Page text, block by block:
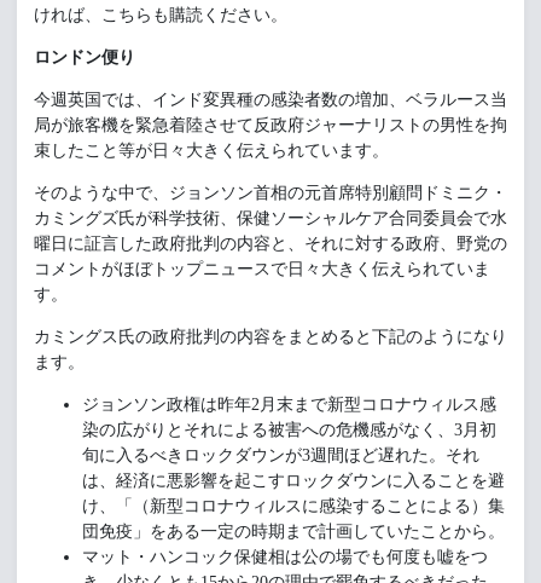
ければ、こちらも購読ください。
ロンドン便り
今週英国では、インド変異種の感染者数の増加、ベラルース当
局が旅客機を緊急着陸させて反政府ジャーナリストの男性を拘
束したこと等が日々大きく伝えられています。
そのような中で、ジョンソン首相の元首席特別顧問ドミニク・
カミングズ氏が科学技術、保健ソーシャルケア合同委員会で水
曜日に証言した政府批判の内容と、それに対する政府、野党の
コメントがほぼトップニュースで日々大きく伝えられていま
す。
カミングス氏の政府批判の内容をまとめると下記のようになり
ます。
ジョンソン政権は昨年2月末まで新型コロナウィルス感
染の広がりとそれによる被害への危機感がなく、3月初
旬に入るべきロックダウンが3週間ほど遅れた。それ
は、経済に悪影響を起こすロックダウンに入ることを避
け、「（新型コロナウィルスに感染することによる）集
団免疫」をある一定の時期まで計画していたことから。
マット・ハンコック保健相は公の場でも何度も嘘をつ